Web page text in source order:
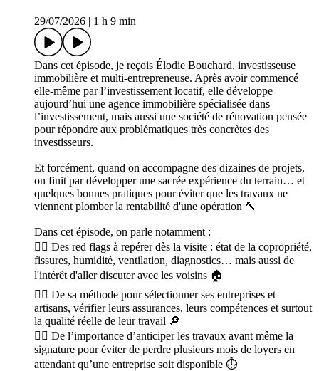
29/07/2026 1 h 9 min
Dans cet épisode, je reçois Élodie Bouchard, investisseuse
immobilière et multi-entrepreneuse. Après avoir commencé
elle-même par l’investissement locatif, elle développe
aujourd’hui une agence immobilière spécialisée dans
l’investissement, mais aussi une société de rénovation pensée
pour répondre aux problématiques très concrètes des
investisseurs.
Et forcément, quand on accompagne des dizaines de projets,
on finit par développer une sacrée expérience du terrain… et
quelques bonnes pratiques pour éviter que les travaux ne
viennent plomber la rentabilité d'une opération 🔨
Dans cet épisode, on parle notamment :
👉🏻 Des red flags à repérer dès la visite : état de la copropriété,
fissures, humidité, ventilation, diagnostics… mais aussi de
l'intérêt d'aller discuter avec les voisins 🏠
👉🏻 De sa méthode pour sélectionner ses entreprises et
artisans, vérifier leurs assurances, leurs compétences et surtout
la qualité réelle de leur travail 🔎
👉🏻 De l’importance d’anticiper les travaux avant même la
signature pour éviter de perdre plusieurs mois de loyers en
attendant qu’une entreprise soit disponible ⏱️